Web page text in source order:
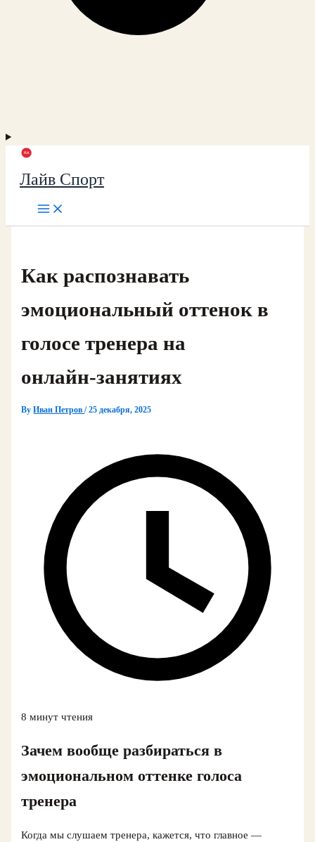
Лайв Спорт
Как распознавать
эмоциональный оттенок в
голосе тренера на
онлайн‑занятиях
ByИван Петров/25 декабря, 2025
8 минут чтения
Зачем вообще разбираться в
эмоциональном оттенке голоса
тренера
Когда мы слушаем тренера, кажется, что главное —